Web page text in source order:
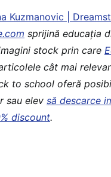
Kuzmanovic |
sprijină educaţia
stock prin care
cât mai
to school oferă
sau elev să descarce
discount.